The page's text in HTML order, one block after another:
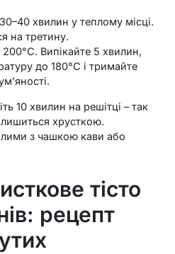
хвилин у теплому місці.
на третину.
200°C. Випікайте 5 хвилин,
до 180°C і тримайте
10 хвилин на решітці – так
хрусткою.
з чашкою кави або
тісто
рецепт